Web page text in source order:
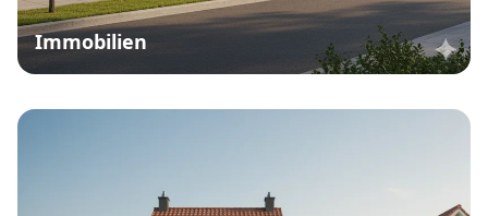
Immobilien